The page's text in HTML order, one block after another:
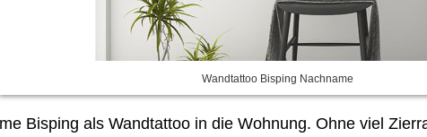
Wandtattoo Bisping Nachname
Bisping als Wandtattoo in die Wohnung. Ohne viel